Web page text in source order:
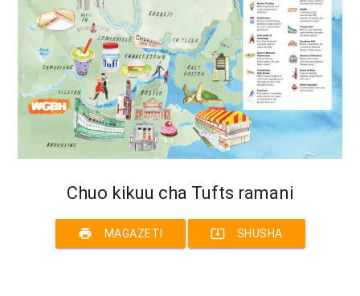
Chuo kikuu cha Tufts ramani
print MAGAZETI system_update_alt SHUSHA